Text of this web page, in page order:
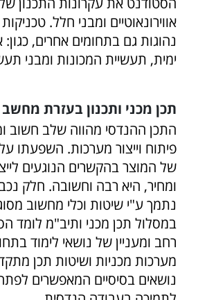
אווירונאוטיים ומבני חלל.
נהוגות גם בתחומים אחרים,
ימית, תעשיית המכונות ומבני
תכן מכני ותכנון בעזרת
התכן ההנדסי מהווה שלב חשוב
פיתוח וייצור מערכות. השפעתו
של המוצר בהקשרים הנוגעים
ומחיר, היא רבה וחשובה. חלק
נתמך ע"י שיטות וכלי מחשוב
במסלול תכן מכני ותיב"מ לומד
רחב ומעניין של נושאי לימוד
מערכות מכניות ושיטות תכן
נושאים בסיסיים המאפשרים